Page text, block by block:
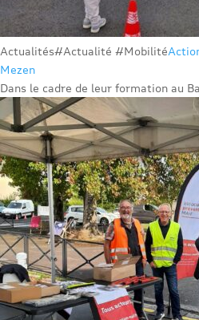
Actualités#Actualité #Mobilité
Mezen
Dans le cadre de leur formation au